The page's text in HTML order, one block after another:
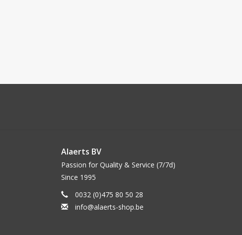
Alaerts BV
Passion for Quality & Service (7/7d)
Since 1995
0032 (0)475 80 50 28
info@alaerts-shop.be